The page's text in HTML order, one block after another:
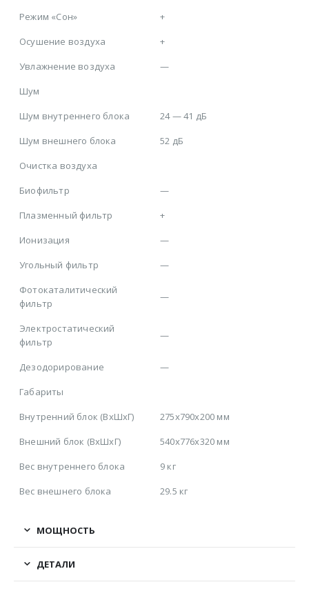
Режим «Сон»
+
Осушение воздуха
+
Увлажнение воздуха
—
Шум
Шум внутреннего блока
24 — 41 дБ
Шум внешнего блока
52 дБ
Очистка воздуха
Биофильтр
—
Плазменный фильтр
+
Ионизация
—
Угольный фильтр
—
Фотокаталитический
фильтр
—
Электростатический
фильтр
—
Дезодорирование
—
Габариты
Внутренний блок (ВхШхГ)
275х790х200 мм
Внешний блок (ВхШхГ)
540х776х320 мм
Вес внутреннего блока
9 кг
Вес внешнего блока
29.5 кг
МОЩНОСТЬ
ДЕТАЛИ